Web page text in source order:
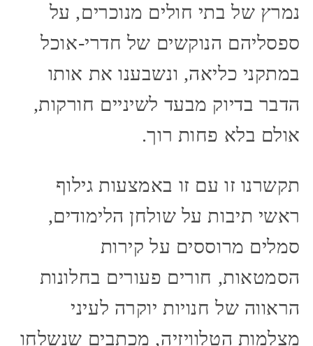
נמרץ של בתי חולים מנוכרים, על
ספסליהם הנוקשים של חדרי-אוכל
במתקני כליאה, ונשבענו את אותו
הדבר בדיוק מבעד לשיניים חורקות,
אולם בלא פחות רוך.
תקשרנו זו עם זו באמצעות גילוף
ראשי תיבות על שולחן הלימודים,
סמלים מרוססים על קירות
הסמטאות, חורים פעורים בחלונות
הראווה של חנויות יוקרה לעיני
מצלמות הטלוויזיה, מכתבים שנשלחו